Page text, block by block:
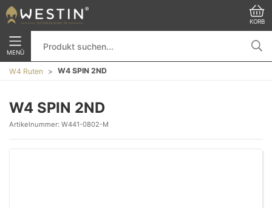
KORB
MENÜ
W4 Ruten W4 SPIN 2ND
W4 SPIN 2ND
Artikelnummer: W441-0802-M